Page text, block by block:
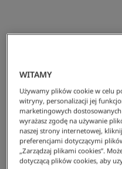
Lacoste/Mężczyzna/Odzież/Kąpielówki/
WITAMY
Używamy plików cookie w celu
witryny, personalizacji jej
marketingowych
wyrażasz zgodę na używanie
naszej strony internetowej,
preferencjami dotyczącymi
„Zarządzaj plikami cookies”.
dotyczącą plików cookies, aby